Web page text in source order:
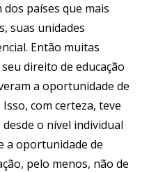
países que mais
suas unidades
Então muitas
direito de educação
a oportunidade de
com certeza, teve
o nível individual
a oportunidade de
pelo menos, não de